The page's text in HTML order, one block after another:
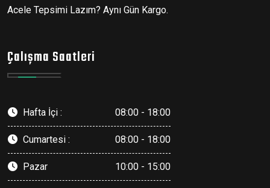
Acele Tepsimi Lazım? Aynı Gün Kargo.
Çalışma Saatleri
Hafta İçi : 08:00 - 18:00
Cumartesi : 08:00 - 18:00
Pazar 10:00 - 15:00